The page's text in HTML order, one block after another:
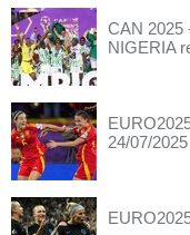
CAN 2025
NIGERIA
24/07/2025